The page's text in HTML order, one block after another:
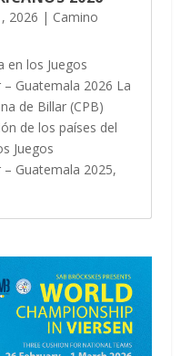
2026 | Camino
en los Juegos
Guatemala 2026 La
de Billar (CPB)
de los países del
Juegos
Guatemala 2025,